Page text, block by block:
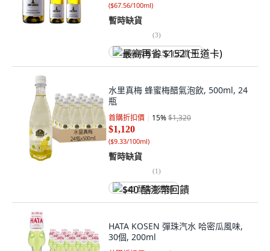
($67.56/100ml)
暫時缺貨
(3)
最高再省 $152 (王道卡)
水里真梅 蜂蜜梅醋氣泡飲, 500ml, 24
瓶
首購折扣價 15%$1,320
$1,120
($9.33/100ml)
暫時缺貨
(1)
$40 酷澎幣回饋
HATA KOSEN 彈珠汽水 哈密瓜風味,
30個, 200ml